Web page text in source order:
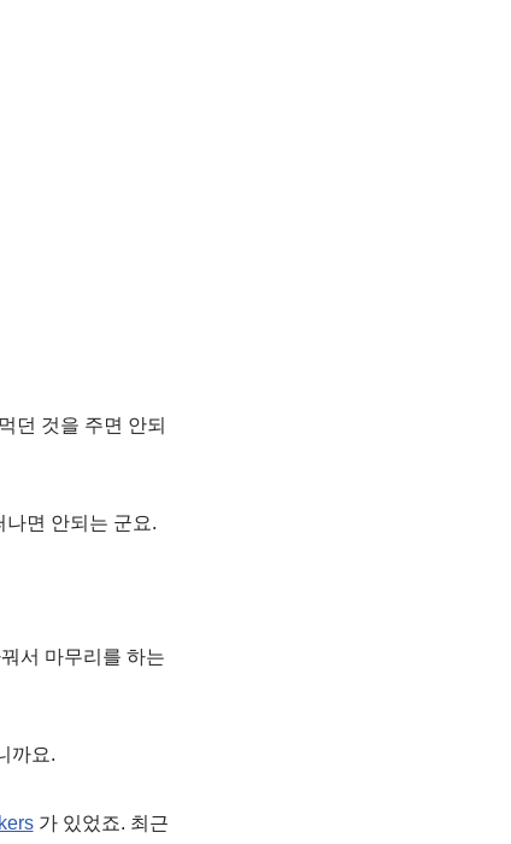
던 것을 주면 안되
나면 안되는 군요.
서 마무리를 하는
까요.
가 있었죠. 최근